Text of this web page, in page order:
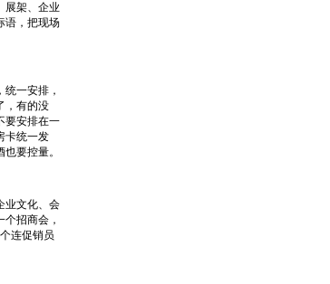
展架、企业
语，把现场
一安排，
，有的没
要安排在一
卡统一发
要控量。
业文化、会
招商会，
连促销员